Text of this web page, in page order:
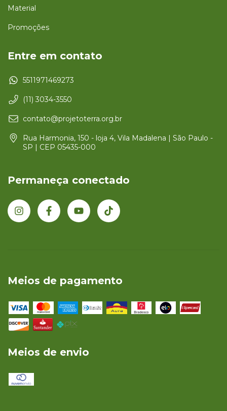
Material
Promoções
Entre em contato
5511971469273
(11) 3034-3550
contato@projetoterra.org.br
Rua Harmonia, 150 - loja 4, Vila Madalena | São Paulo -
SP | CEP 05435-000
Permaneça conectado
Meios de pagamento
Meios de envio